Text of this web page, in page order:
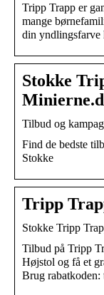
Tripp Trapp er
mange
din
Stokke
Tilbud og
Find de bedste
Stokke
Tripp
Stokke Tripp
Tilbud på Tripp
Højstol og få et
Brug rabatkoden: